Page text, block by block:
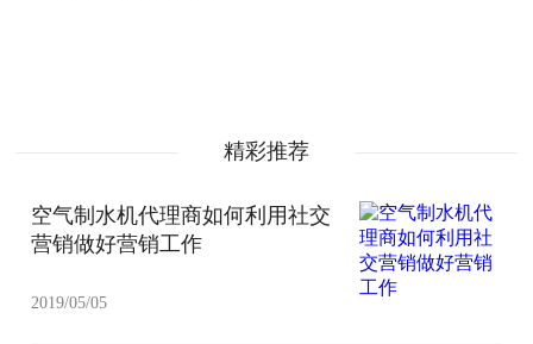
精彩推荐
空气制水机代理商如何利用社交
营销做好营销工作
2019/05/05